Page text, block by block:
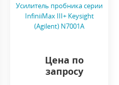
Усилитель пробника серии
InfiniiMax III+ Keysight
(Agilent) N7001A
Цена по
запросу